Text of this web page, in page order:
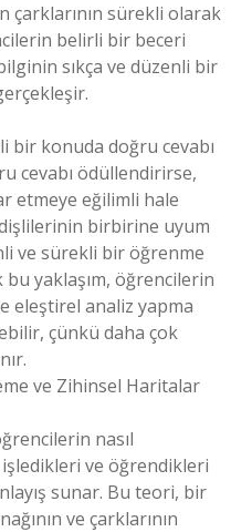
çarklarının sürekli olarak
belirli bir beceri
sıkça ve düzenli bir
bir konuda doğru cevabı
cevabı ödüllendirirse,
etmeye eğilimli hale
birbirine uyum
ve sürekli bir öğrenme
yaklaşım, öğrencilerin
eleştirel analiz yapma
çünkü daha çok
ve Zihinsel Haritalar
nasıl
ve öğrendikleri
sunar. Bu teori, bir
ve çarklarının